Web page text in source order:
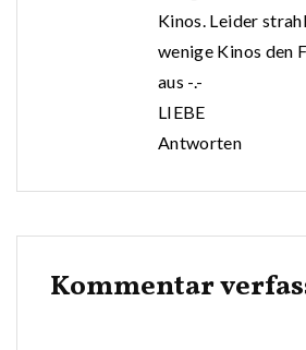
Kinos. Leider
wenige Kinos den
aus -.-
LIEBE
Antworten
Kommentar